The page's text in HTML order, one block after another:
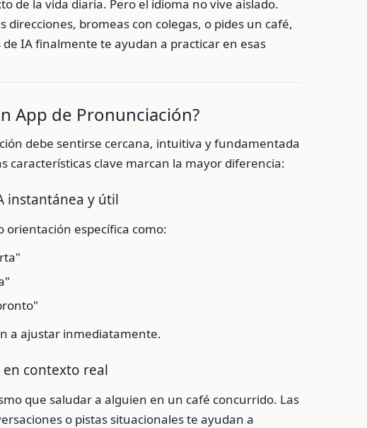
de la vida diaria. Pero el idioma no vive aislado.
direcciones, bromeas con colegas, o pides un café,
IA finalmente te ayudan a practicar en esas
App de Pronunciación?
debe sentirse cercana, intuitiva y fundamentada
características clave marcan la mayor diferencia:
instantánea y útil
específica como:
a ajustar inmediatamente.
contexto real
que saludar a alguien en un café concurrido. Las
o pistas situacionales te ayudan a